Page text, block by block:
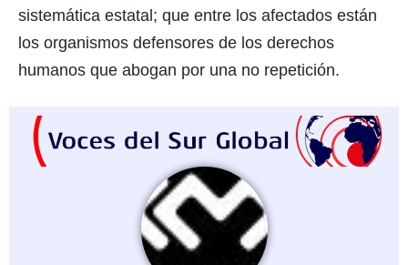
sistemática estatal; que entre los afectados están
los organismos defensores de los derechos
humanos que abogan por una no repetición.